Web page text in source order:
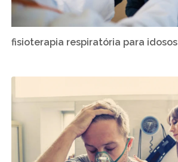
fisioterapia respiratória para idosos